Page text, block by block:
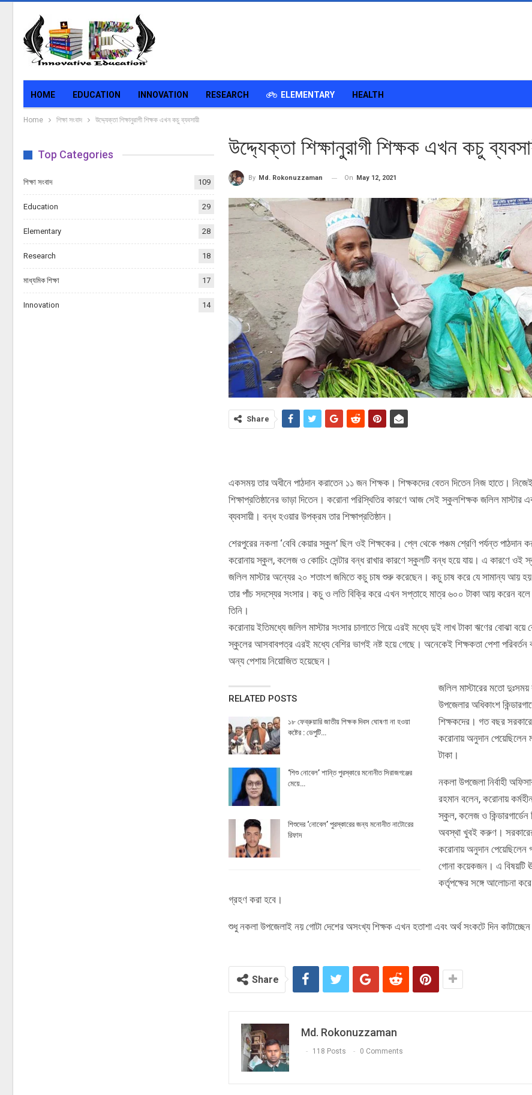
HOME EDUCATION INNOVATION RESEARCH ELEMENTARY HEALTH
Home শিক্ষা সংবাদ উদ্দ্যেক্তা শিক্ষানুরাগী শিক্ষক এখন কচু ব্যবসায়ী
উদ্দ্যেক্তা শিক্ষানুরাগী শিক্ষক এখন কচু
By Md. Rokonuzzaman On May 12, 2021
Share
একসময় তার অধীনে পাঠদান করাতেন ১১ জন শিক্ষক। শিক্ষকদের বেতন দিতেন নিজ হাতে।
শিক্ষাপ্রতিষ্ঠানের ভাড়া দিতেন। করোনা পরিস্থিতির কারণে আজ সেই স্কুলশিক্ষক জলিল
ব্যবসায়ী। বন্ধ হওয়ার উপক্রম তার শিক্ষাপ্রতিষ্ঠান।
শেরপুরের নকলা ‘বেবি কেয়ার স্কুল’ ছিল ওই শিক্ষকের। প্লে থেকে পঞ্চম শ্রেণি পর্যন্ত পাঠদান
করোনায় স্কুল, কলেজ ও কোচিং সেন্টার বন্ধ রাখার কারণে স্কুলটি বন্ধ হয়ে যায়। এ কারণে ওই
জলিল মাস্টার অন্যের ২০ শতাংশ জমিতে কচু চাষ শুরু করেছেন। কচু চাষ করে যে সামান্য আয় হয়
তার পাঁচ সদস্যের সংসার। কচু ও লতি বিক্রি করে এখন সপ্তাহে মাত্র ৬০০ টাকা আয় করেন বলে
তিনি।
করোনায় ইতিমধ্যে জলিল মাস্টার সংসার চালাতে গিয়ে এরই মধ্যে দুই লাখ টাকা ঋণের বোঝা বয়ে
স্কুলের আসবাবপত্র এরই মধ্যে বেশির ভাগই নষ্ট হয়ে গেছে। অনেকেই শিক্ষকতা পেশা পরিবর্তন
অন্য পেশায় নিয়োজিত হয়েছেন।
RELATED POSTS
১৮ ফেব্রুয়ারি জাতীয় শিক্ষক দিবস ঘোষণা না হওয়া
কষ্টের : ডেপুটি…
‘শিশু নোবেল’ শান্তি পুরস্কারে মনোনীত সিরাজগঞ্জের
মেয়ে…
শিশুদের ‘নোবেল’ পুরস্কারের জন্য মনোনীত নাটোরের
রিফাদ
জলিল মাস্টারের মতো দুঃসময়
উপজেলার অধিকাংশ
শিক্ষকদের। গত বছর
করোনায় অনুদান পেয়েছিলেন
টাকা।
নকলা উপজেলা নির্বাহী
রহমান বলেন, করোনায়
স্কুল, কলেজ ও কিন্ডারগার্ডেন
অবস্থা খুবই করুণ।
করোনায় অনুদান পেয়েছিলেন
গোনা কয়েকজন। এ বিষয়টি
কর্তৃপক্ষের সঙ্গে আলোচনা
গ্রহণ করা হবে।
শুধু নকলা উপজেলাই নয় গোটা দেশের অসংখ্য শিক্ষক এখন হতাশা এবং অর্থ সংকটে দিন
Share
Md. Rokonuzzaman
118 Posts 0 Comments
Top Categories
শিক্ষা সংবাদ 109
Education 29
Elementary 28
Research 18
মাধ্যমিক শিক্ষা 17
Innovation 14